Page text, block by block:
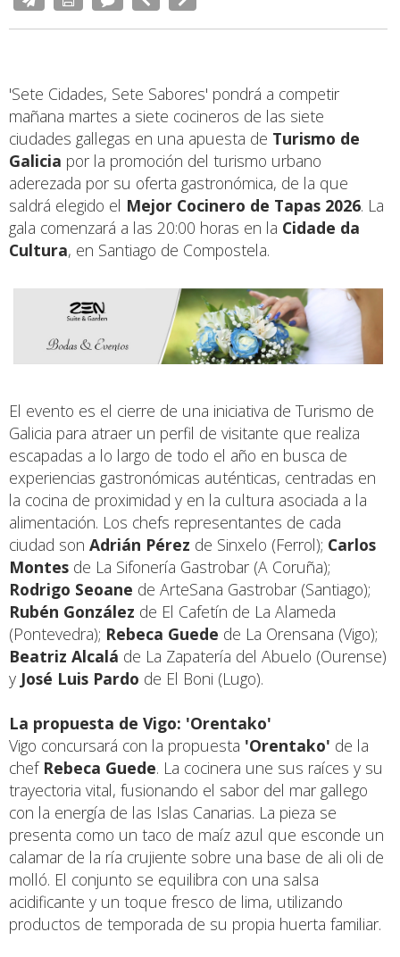
'Sete Cidades, Sete Sabores' pondrá a competir
mañana martes a siete cocineros de las siete
ciudades gallegas en una apuesta de Turismo de
Galicia por la promoción del turismo urbano
aderezada por su oferta gastronómica, de la que
saldrá elegido el Mejor Cocinero de Tapas 2026. La
gala comenzará a las 20:00 horas en la Cidade da
Cultura, en Santiago de Compostela.
El evento es el cierre de una iniciativa de Turismo de
Galicia para atraer un perfil de visitante que realiza
escapadas a lo largo de todo el año en busca de
experiencias gastronómicas auténticas, centradas en
la cocina de proximidad y en la cultura asociada a la
alimentación. Los chefs representantes de cada
ciudad son Adrián Pérez de Sinxelo (Ferrol); Carlos
Montes de La Sifonería Gastrobar (A Coruña);
Rodrigo Seoane de ArteSana Gastrobar (Santiago);
Rubén González de El Cafetín de La Alameda
(Pontevedra); Rebeca Guede de La Orensana (Vigo);
Beatriz Alcalá de La Zapatería del Abuelo (Ourense)
y José Luis Pardo de El Boni (Lugo).
La propuesta de Vigo: 'Orentako'
Vigo concursará con la propuesta 'Orentako' de la
chef Rebeca Guede. La cocinera une sus raíces y su
trayectoria vital, fusionando el sabor del mar gallego
con la energía de las Islas Canarias. La pieza se
presenta como un taco de maíz azul que esconde un
calamar de la ría crujiente sobre una base de ali oli de
molló. El conjunto se equilibra con una salsa
acidificante y un toque fresco de lima, utilizando
productos de temporada de su propia huerta familiar.